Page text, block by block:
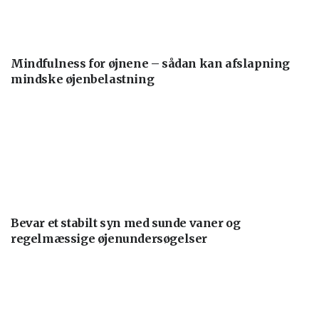
Mindfulness for øjnene – sådan kan afslapning
mindske øjenbelastning
Bevar et stabilt syn med sunde vaner og
regelmæssige øjenundersøgelser